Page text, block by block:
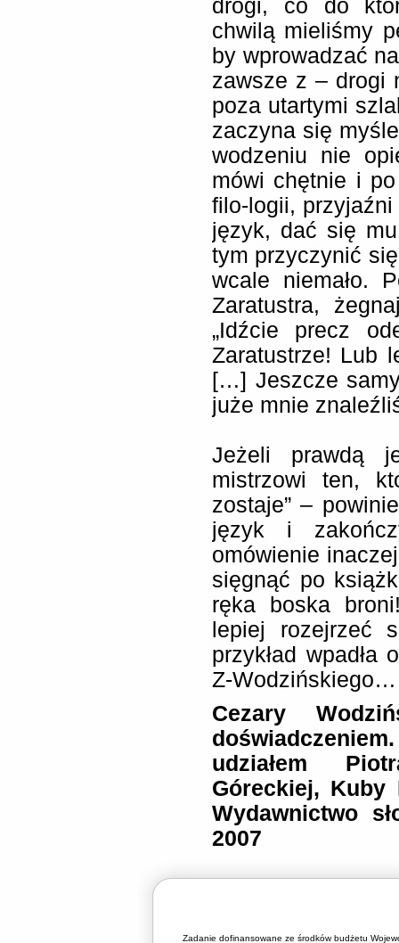
drogi, co do
chwilą mieliśmy
by wprowadzać
zawsze z – drogi
poza utartymi
zaczyna się
wodzeniu nie
mówi chętnie i
filo-logii,
język, dać się
tym przyczynić
wcale niemało.
Zaratustra,
„Idźcie precz
Zaratustrze! Lub
[…] Jeszcze
juże mnie
Jeżeli prawdą
mistrzowi ten,
zostaje” –
język i
omówienie
sięgnąć po
ręka boska
lepiej rozejrzeć
przykład
Z-
Cezary
udziałem
Góreckiej, Kuby
Wydawnictwo
2007
Zadanie dofinansowane ze środków budżetu